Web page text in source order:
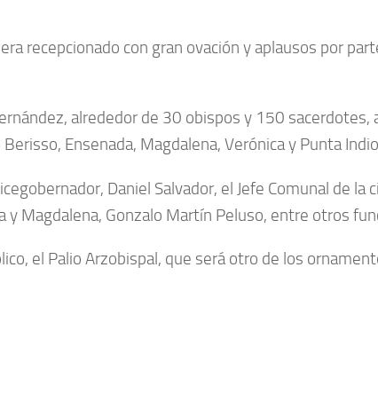
recepcionado con gran ovación y aplausos por
alrededor de 30 obispos y 150 sacerdotes,
Ensenada, Magdalena, Verónica y Punta
Daniel Salvador, el Jefe Comunal de la
Magdalena, Gonzalo Martín Peluso, entre otros
el Palio Arzobispal, que será otro de los